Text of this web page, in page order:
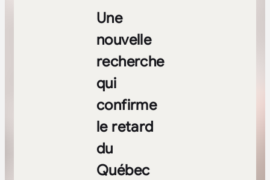
Une
nouvelle
recherche
qui
confirme
le retard
du
Québec